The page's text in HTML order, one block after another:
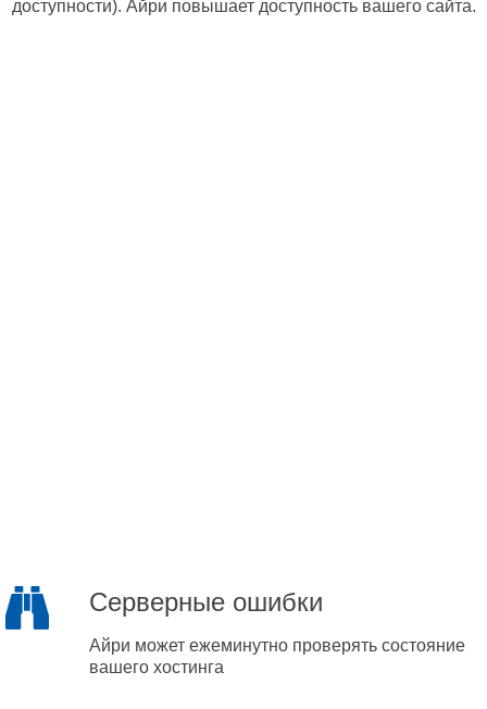
доступности). Айри повышает доступность вашего сайта.
Серверные ошибки
Айри может ежеминутно проверять состояние
вашего хостинга